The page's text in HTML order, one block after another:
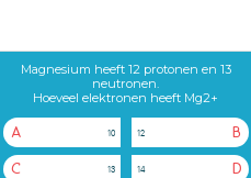
Magnesium heeft 12 protonen en 13
neutronen.
Hoeveel elektronen heeft Mg2+
A 10 B
12
C 13 D
14